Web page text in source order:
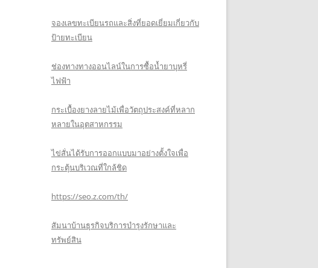
จองเลขทะเบียนรถและสิ่งที่ยอดเยี่ยมเกี่ยวกับ
ป้ายทะเบียน
ช่องทางทางออนไลน์ในการซื้อน้ำยาบุหรี่
ไฟฟ้า
กระเบื้องยางลายไม้เพื่อวัตถุประสงค์ที่หลาก
หลายในอุตสาหกรรม
ไข่สั่นได้รับการออกแบบมาอย่างตั้งใจเพื่อ
กระตุ้นบริเวณที่ใกล้ชิด
https://seo.z.com/th/
สัมนาบ้านธุรกิจบริการบำรุงรักษาและ
ทรัพย์สิน